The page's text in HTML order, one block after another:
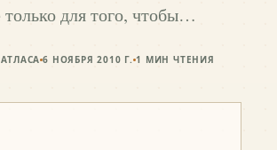
только для того, чтобы…
6 НОЯБРЯ 2010 Г. 1 МИН ЧТЕНИЯ